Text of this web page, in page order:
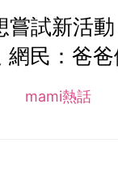
嘗試新活
網民：爸
mami熱話